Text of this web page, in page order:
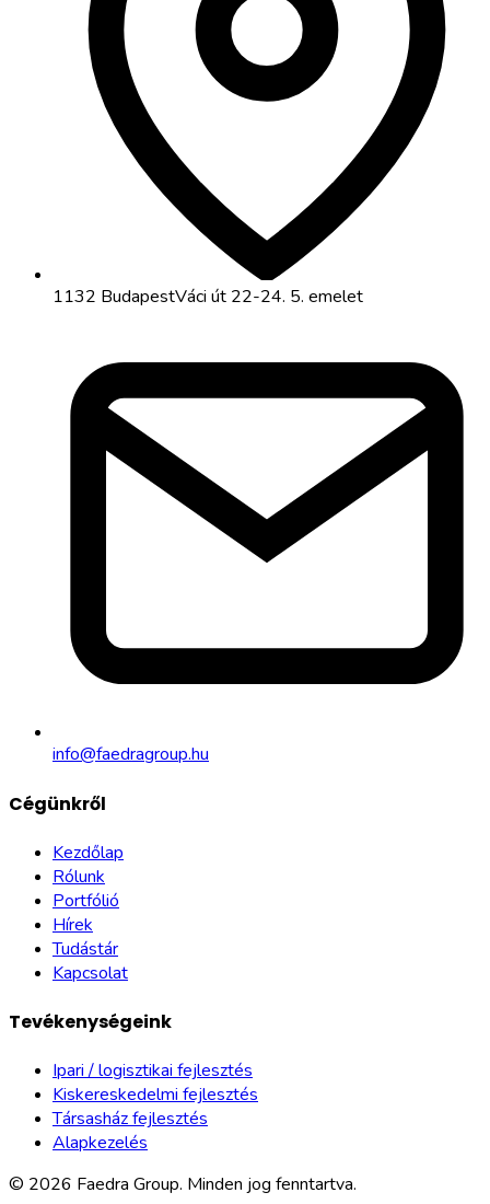
1132 BudapestVáci út 22-24. 5. emelet
info@faedragroup.hu
Cégünkről
Kezdőlap
Rólunk
Portfólió
Hírek
Tudástár
Kapcsolat
Tevékenységeink
Ipari / logisztikai fejlesztés
Kiskereskedelmi fejlesztés
Társasház fejlesztés
Alapkezelés
© 2026 Faedra Group. Minden jog fenntartva.